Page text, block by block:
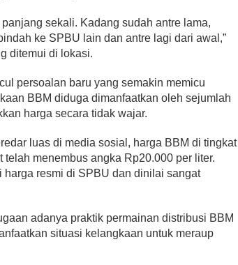
sekali. Kadang sudah antre lama,
ke SPBU lain dan antre lagi dari awal,”
ditemui di lokasi.
persoalan baru yang semakin memicu
BBM diduga dimanfaatkan oleh sejumlah
harga secara tidak wajar.
luas di media sosial, harga BBM di tingkat
menembus angka Rp20.000 per liter.
harga resmi di SPBU dan dinilai sangat
adanya praktik permainan distribusi BBM
situasi kelangkaan untuk meraup